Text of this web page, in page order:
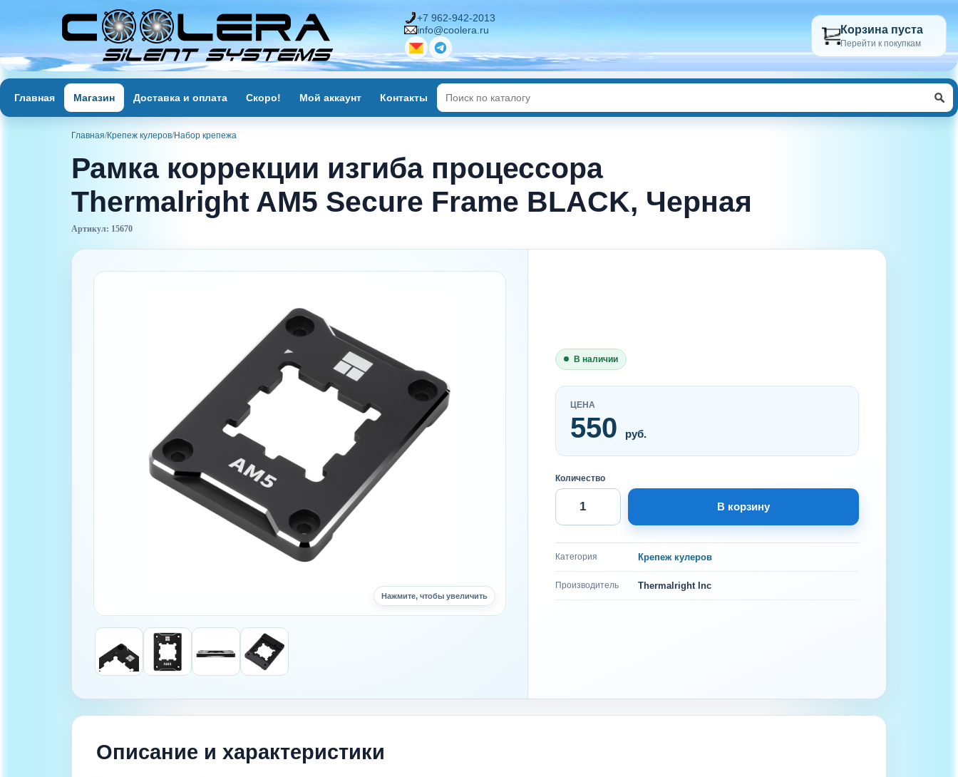
+7 962-942-2013
info@coolera.ru
Корзина пуста
Перейти к покупкам
Главная Магазин Доставка и оплата Скоро! Мой аккаунт Контакты
Главная/Крепеж кулеров/Набор крепежа
Рамка коррекции изгиба процессора
Thermalright AM5 Secure Frame BLACK, Черная
Артикул: 15670
Нажмите, чтобы увеличить
В наличии
ЦЕНА
550 руб.
Количество
В корзину
Категория Крепеж кулеров
Производитель Thermalright Inc
Описание и характеристики